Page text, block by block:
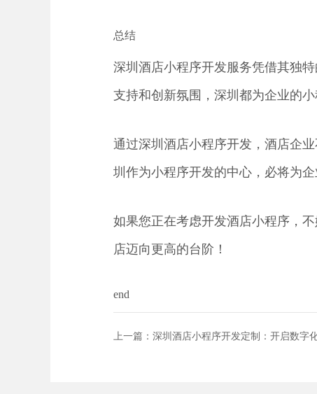
总结
深圳酒店小程序开发服务凭借其独
支持和创新氛围，深圳都为企业的
通过深圳酒店小程序开发，酒店企
圳作为小程序开发的中心，必将为企
如果您正在考虑开发酒店小程序，
店迈向更高的台阶！
end
上一篇： 深圳酒店小程序开发定制：开启数字